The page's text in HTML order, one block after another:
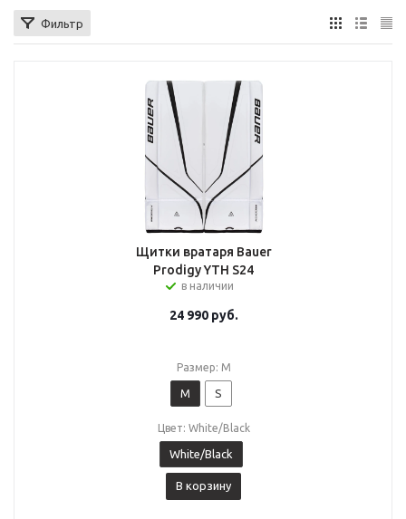
Фильтр
Щитки вратаря Bauer
Prodigy YTH S24
в наличии
24 990руб.
Размер: M
M S
Цвет: White/Black
White/Black
В корзину